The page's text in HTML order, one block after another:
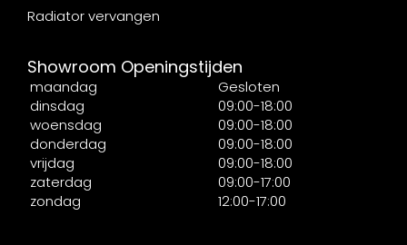
Radiator vervangen
Showroom Openingstijden
maandag
Gesloten
dinsdag
09:00-18:00
woensdag
09:00-18:00
donderdag
09:00-18:00
vrijdag
09:00-18:00
zaterdag
09:00-17:00
zondag
12:00-17:00